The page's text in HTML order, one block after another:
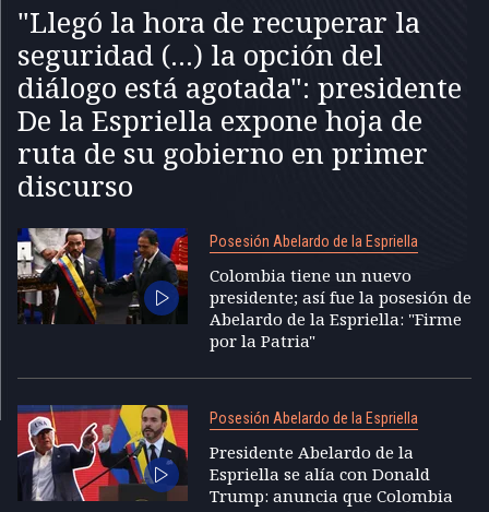
"Llegó la hora de recuperar la
seguridad (...) la opción del
diálogo está agotada": presidente
De la Espriella expone hoja de
ruta de su gobierno en primer
discurso
Posesión Abelardo de la Espriella
Colombia tiene un nuevo
presidente; así fue la posesión de
Abelardo de la Espriella: "Firme
por la Patria"
Posesión Abelardo de la Espriella
Presidente Abelardo de la
Espriella se alía con Donald
Trump: anuncia que Colombia